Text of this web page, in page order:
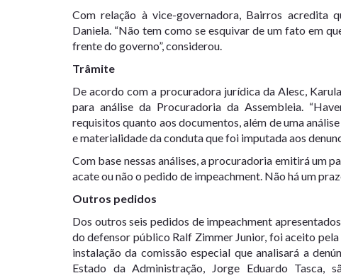
Com relação à vice-governadora, Bairros acredita
Daniela. “Não tem como se esquivar de um fato em
frente do governo”, considerou.
Trâmite
De acordo com a procuradora jurídica da Alesc,
para análise da Procuradoria da Assembleia.
requisitos quanto aos documentos, além de uma
e materialidade da conduta que foi imputada aos
Com base nessas análises, a procuradoria emitirá um
acate ou não o pedido de impeachment. Não há um
Outros pedidos
Dos outros seis pedidos de impeachment
do defensor público Ralf Zimmer Junior, foi aceito
instalação da comissão especial que analisará a
Estado da Administração, Jorge Eduardo Tasca,